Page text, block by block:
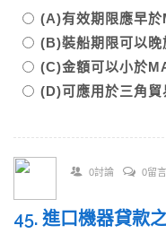
(A)有效期限應早
(B)裝船期限可以
(C)金額可以小於
(D)可應用於三角貿
0討論 0留言
45. 進口機器貸款